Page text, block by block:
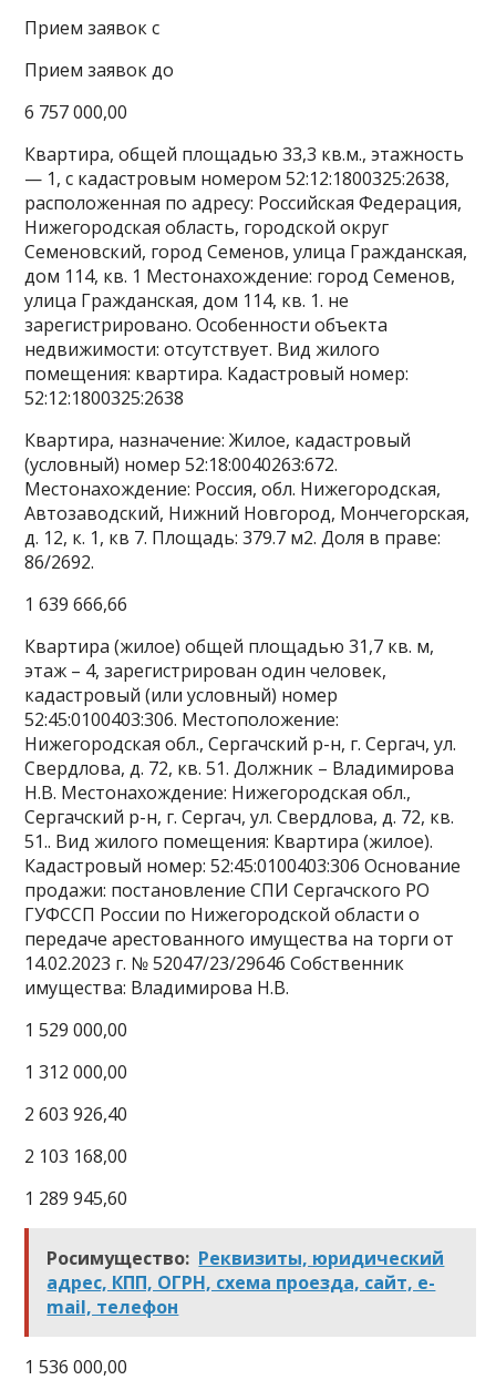
Прием заявок с
Прием заявок до
6 757 000,00
Квартира, общей площадью 33,3 кв.м., этажность
— 1, с кадастровым номером 52:12:1800325:2638,
расположенная по адресу: Российская Федерация,
Нижегородская область, городской округ
Семеновский, город Семенов, улица Гражданская,
дом 114, кв. 1 Местонахождение: город Семенов,
улица Гражданская, дом 114, кв. 1. не
зарегистрировано. Особенности объекта
недвижимости: отсутствует. Вид жилого
помещения: квартира. Кадастровый номер:
52:12:1800325:2638
Квартира, назначение: Жилое, кадастровый
(условный) номер 52:18:0040263:672.
Местонахождение: Россия, обл. Нижегородская,
Автозаводский, Нижний Новгород, Мончегорская,
д. 12, к. 1, кв 7. Площадь: 379.7 м2. Доля в праве:
86/2692.
1 639 666,66
Квартира (жилое) общей площадью 31,7 кв. м,
этаж – 4, зарегистрирован один человек,
кадастровый (или условный) номер
52:45:0100403:306. Местоположение:
Нижегородская обл., Сергачский р-н, г. Сергач, ул.
Свердлова, д. 72, кв. 51. Должник – Владимирова
Н.В. Местонахождение: Нижегородская обл.,
Сергачский р-н, г. Сергач, ул. Свердлова, д. 72, кв.
51.. Вид жилого помещения: Квартира (жилое).
Кадастровый номер: 52:45:0100403:306 Основание
продажи: постановление СПИ Сергачского РО
ГУФССП России по Нижегородской области о
передаче арестованного имущества на торги от
14.02.2023 г. № 52047/23/29646 Собственник
имущества: Владимирова Н.В.
1 529 000,00
1 312 000,00
2 603 926,40
2 103 168,00
1 289 945,60
Росимущество: Реквизиты, юридический
адрес, КПП, ОГРН, схема проезда, сайт, e-
mail, телефон
1 536 000,00